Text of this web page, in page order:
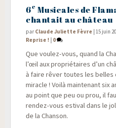
6e Musicales de
chantait au château
par Claude Juliette Fèvre |15 juin
Reprise !
0
Que vou­lez-vous, quand la
l’œil aux pro­prié­taires d’un
à faire rêver toutes les belles
miracle ! Voi­là main­te­nant six
au point que peu ou prou, il
ren­dez-vous esti­val dans le
de la Chanson.